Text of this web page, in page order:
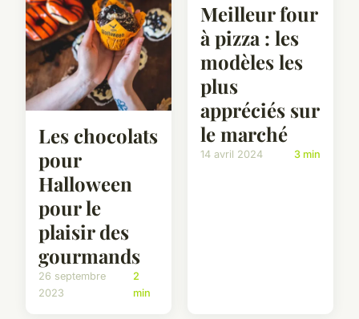
Les chocolats
pour
Halloween
pour le
plaisir des
gourmands
26 septembre
2023
2
min
Meilleur four
à pizza : les
modèles les
plus
appréciés sur
le marché
14 avril 2024 3 min